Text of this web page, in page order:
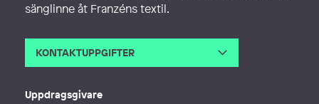
sänglinne åt Franzéns textil.
KONTAKTUPPGIFTER
Uppdragsgivare